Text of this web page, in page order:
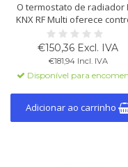
O termostato de radiador
KNX RF Multi oferece
de temperatura
eficiência energética com
instalação sem fios, longa
duração da bateria e
integração com KNX
€150,36 Excl. IVA
€181,94 Incl. IVA
Disponível para
Adicionar ao carrinho